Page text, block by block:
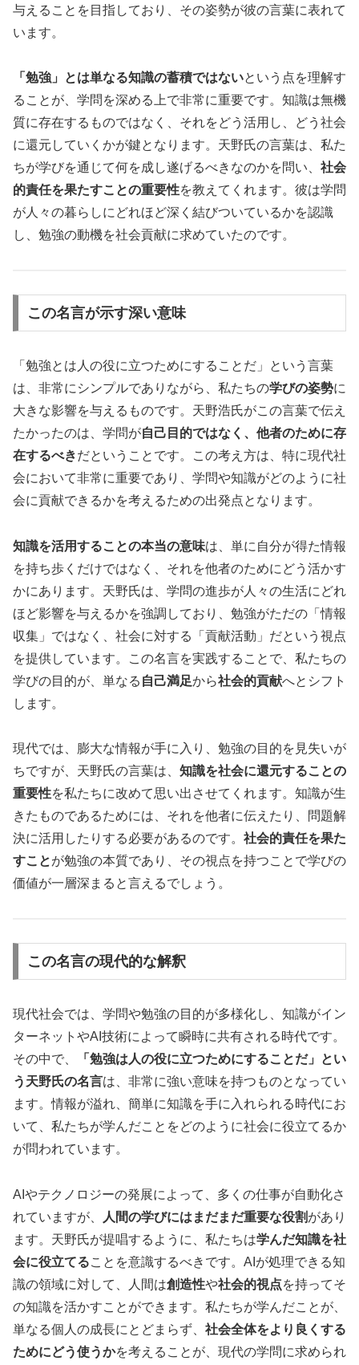
与えることを目指しており、その姿勢が彼の言葉に表れて
います。
「勉強」とは単なる知識の蓄積ではないという点を理解す
ることが、学問を深める上で非常に重要です。知識は無機
質に存在するものではなく、それをどう活用し、どう社会
に還元していくかが鍵となります。天野氏の言葉は、私た
ちが学びを通じて何を成し遂げるべきなのかを問い、 社会
的責任を果たすことの重要性を教えてくれます。彼は学問
が人々の暮らしにどれほど深く結びついているかを認識
し、勉強の動機を社会貢献に求めていたのです。
この名言が示す深い意味
「勉強とは人の役に立つためにすることだ」という言葉
は、非常にシンプルでありながら、私たちの学びの姿勢に
大きな影響を与えるものです。天野浩氏がこの言葉で伝え
たかったのは、学問が自己目的ではなく、他者のために存
在するべきだということです。この考え方は、特に現代社
会において非常に重要であり、学問や知識がどのように社
会に貢献できるかを考えるための出発点となります。
知識を活用することの本当の意味は、単に自分が得た情報
を持ち歩くだけではなく、それを他者のためにどう活かす
かにあります。天野氏は、学問の進歩が人々の生活にどれ
ほど影響を与えるかを強調しており、勉強がただの「情報
収集」ではなく、社会に対する「貢献活動」だという視点
を提供しています。この名言を実践することで、私たちの
学びの目的が、単なる 自己満足から社会的貢献へとシフト
します。
現代では、膨大な情報が手に入り、勉強の目的を見失いが
ちですが、天野氏の言葉は、 知識を社会に還元することの
重要性を私たちに改めて思い出させてくれます。知識が生
きたものであるためには、それを他者に伝えたり、問題解
決に活用したりする必要があるのです。 社会的責任を果た
すことが勉強の本質であり、その視点を持つことで学びの
価値が一層深まると言えるでしょう。
この名言の現代的な解釈
現代社会では、学問や勉強の目的が多様化し、知識がイン
ターネットやAI技術によって瞬時に共有される時代です。
その中で、
「勉強は人の役に立つためにすることだ」とい
う天野氏の名言は、非常に強い意味を持つものとなってい
ます。情報が溢れ、簡単に知識を手に入れられる時代にお
いて、私たちが学んだことをどのように社会に役立てるか
が問われています。
AIやテクノロジーの発展によって、多くの仕事が自動化さ
れていますが、
人間の学びにはまだまだ重要な役割があり
ます。天野氏が提唱するように、私たちは学んだ知識を社
会に役立てることを意識するべきです。AIが処理できる知
識の領域に対して、人間は創造性や社会的視点を持ってそ
の知識を活かすことができます。私たちが学んだことが、
単なる個人の成長にとどまらず、 社会全体をより良くする
ためにどう使うかを考えることが、現代の学問に求められ